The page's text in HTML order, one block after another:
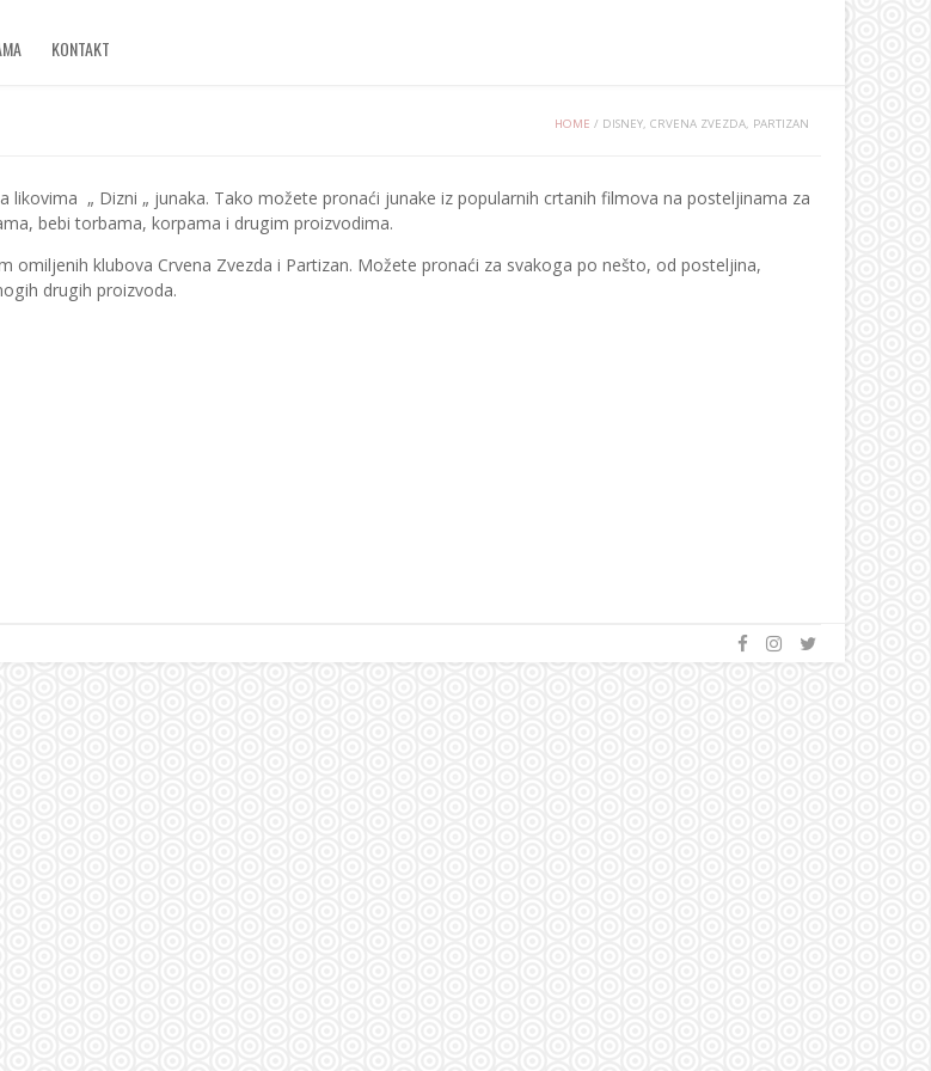
KONTAKT
HOME / DISNEY, CRVENA ZVEZDA, PARTIZAN
„ Dizni „ junaka. Tako možete pronaći junake iz popularnih crtanih filmova na posteljinama za
bebi torbama, korpama i drugim proizvodima.
omiljenih klubova Crvena Zvezda i Partizan. Možete pronaći za svakoga po nešto, od posteljina,
drugih proizvoda.